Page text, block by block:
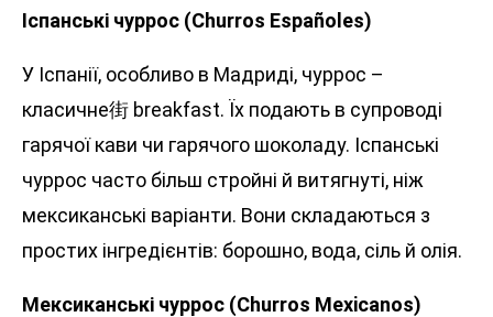
Іспанські чуррос (Churros Españoles)
У Іспанії, особливо в Мадриді, чуррос –
класичне街 breakfast. Їх подають в супроводі
гарячої кави чи гарячого шоколаду. Іспанські
чуррос часто більш стройні й витягнуті, ніж
мексиканські варіанти. Вони складаються з
простих інгредієнтів: борошно, вода, сіль й олія.
Мексиканські чуррос (Churros Mexicanos)